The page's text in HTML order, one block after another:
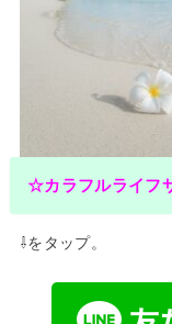
☆カラフルライフ
⇩をタップ。